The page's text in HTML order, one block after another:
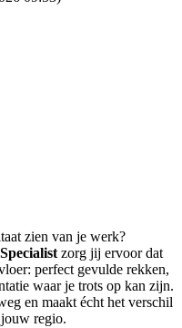
zien van je werk?
zorg jij ervoor dat
perfect gevulde rekken,
waar je trots op kan zijn.
en maakt écht het verschil
regio.